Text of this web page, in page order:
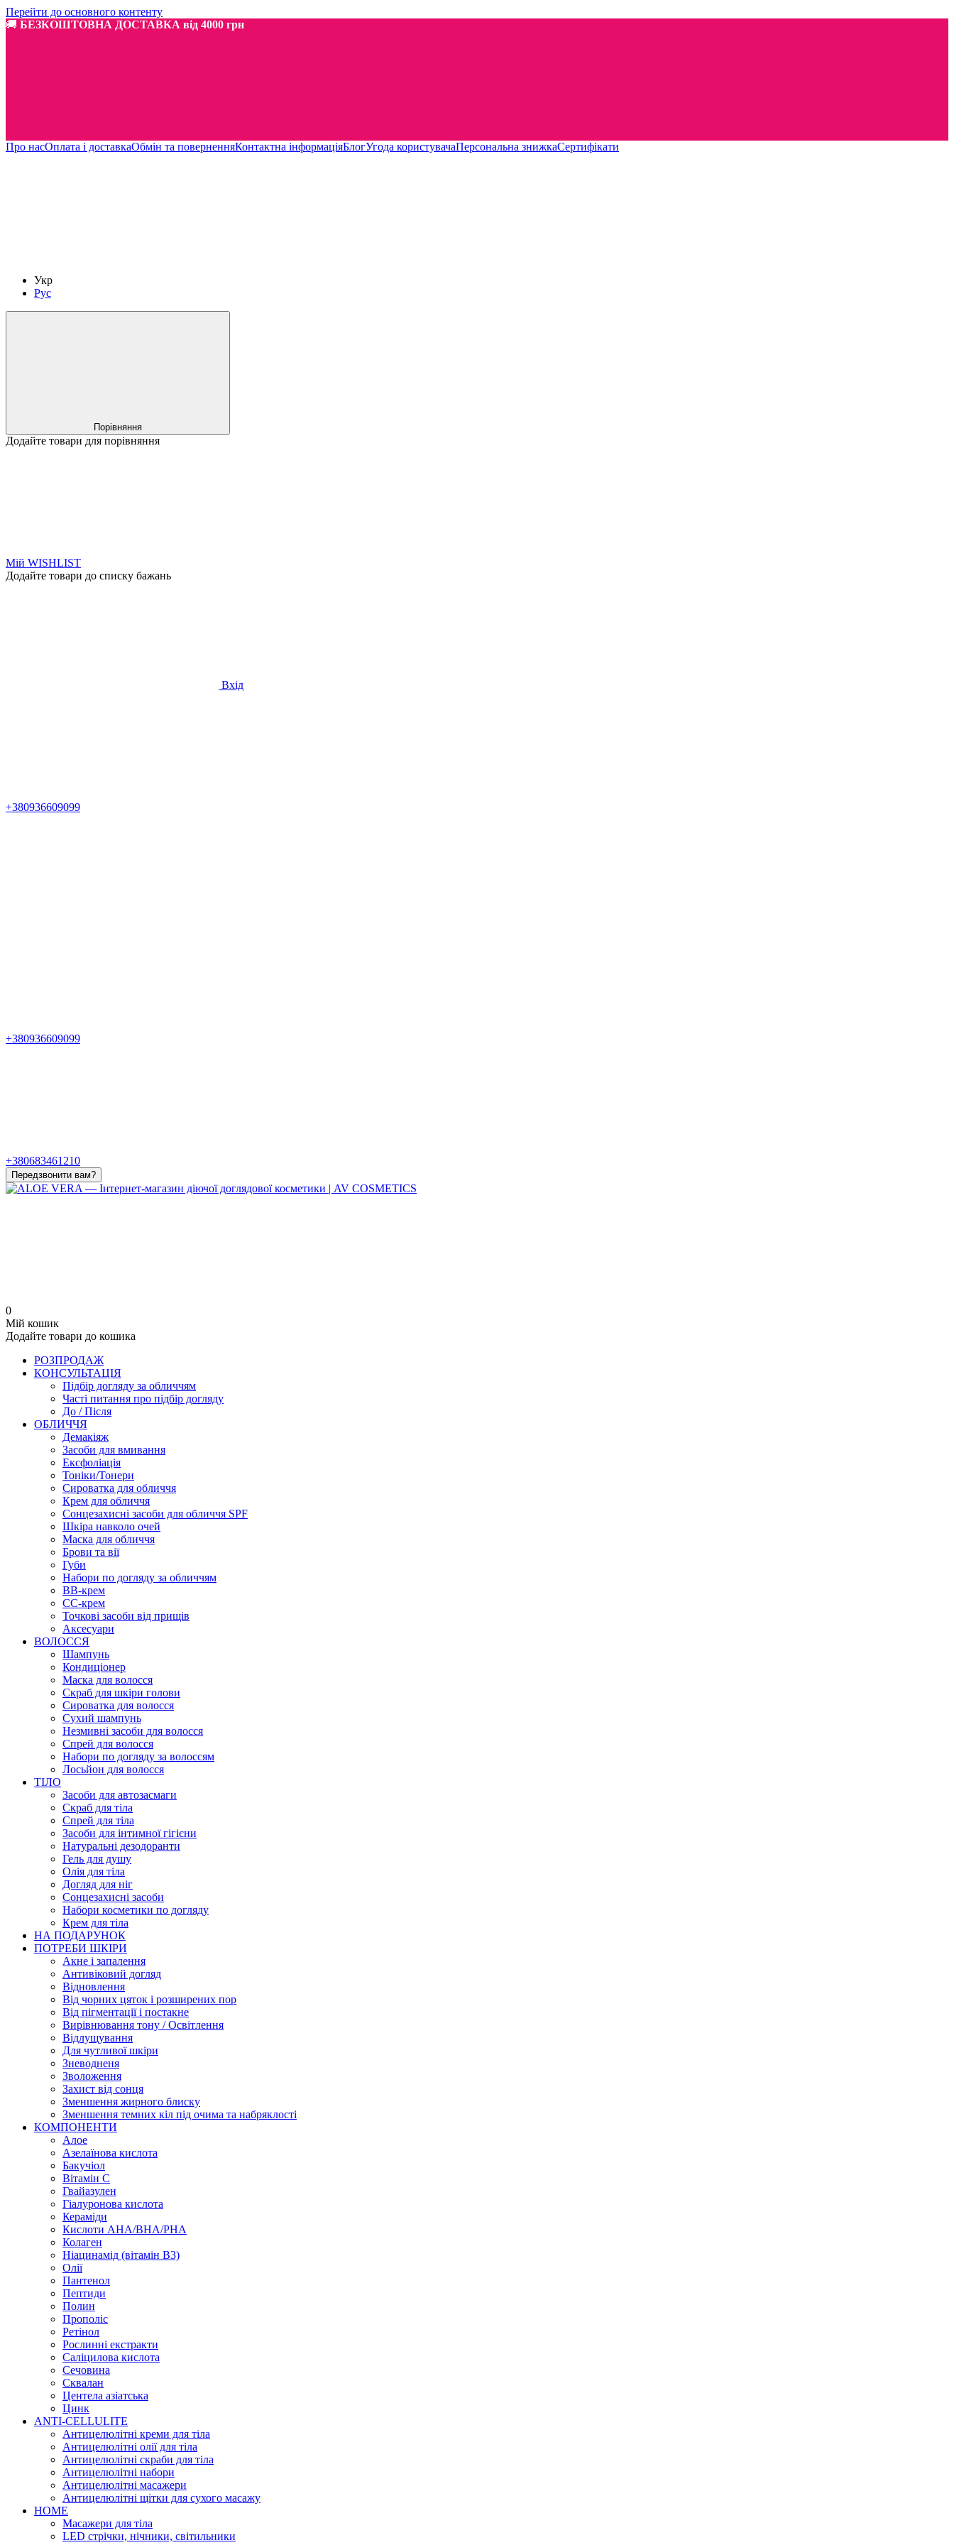
Перейти до основного контенту
🚚 БЕЗКОШТОВНА ДОСТАВКА від 4000 грн
Про насОплата і доставкаОбмін та поверненняКонтактна інформаціяБлогУгода користувачаПерсональна знижкаСертифікати
Укр
Рус
Порівняння
Додайте товари для порівняння
Мій WISHLIST
Додайте товари до списку бажань
Вхід
+380936609099
+380936609099
+380683461210
Передзвонити вам?
0
Мій кошик
Додайте товари до кошика
РОЗПРОДАЖ
КОНСУЛЬТАЦІЯ
Підбір догляду за обличчям
Часті питання про підбір догляду
До / Після
ОБЛИЧЧЯ
Демакіяж
Засоби для вмивання
Ексфоліація
Тоніки/Тонери
Сироватка для обличчя
Крем для обличчя
Сонцезахисні засоби для обличчя SPF
Шкіра навколо очей
Маска для обличчя
Брови та вії
Губи
Набори по догляду за обличчям
BB-крем
CC-крем
Точкові засоби від прищів
Аксесуари
ВОЛОССЯ
Шампунь
Кондиціонер
Маска для волосся
Скраб для шкіри голови
Сироватка для волосся
Сухий шампунь
Незмивні засоби для волосся
Спрей для волосся
Набори по догляду за волоссям
Лосьйон для волосся
ТІЛО
Засоби для автозасмаги
Скраб для тіла
Спрей для тіла
Засоби для інтимної гігієни
Натуральні дезодоранти
Гель для душу
Олія для тіла
Догляд для ніг
Сонцезахисні засоби
Набори косметики по догляду
Крем для тіла
НА ПОДАРУНОК
ПОТРЕБИ ШКІРИ
Акне і запалення
Антивіковий догляд
Відновлення
Від чорних цяток і розширених пор
Від пігментації і постакне
Вирівнювання тону / Освітлення
Відлущування
Для чутливої шкіри
Зневодненя
Зволоження
Захист від сонця
Зменшення жирного блиску
Зменшення темних кіл під очима та набряклості
КОМПОНЕНТИ
Алое
Азелаїнова кислота
Бакучіол
Вітамін C
Гвайазулен
Гіалуронова кислота
Кераміди
Кислоти AHA/BHA/PHA
Колаген
Ніацинамід (вітамін В3)
Олії
Пантенол
Пептиди
Полин
Прополіс
Ретінол
Рослинні екстракти
Саліцилова кислота
Сечовина
Сквалан
Центела азіатська
Цинк
ANTI-CELLULITE
Антицелюлітні креми для тіла
Антицелюлітні олії для тіла
Антицелюлітні скраби для тіла
Антицелюлітні набори
Антицелюлітні масажери
Антицелюлітні щітки для сухого масажу
HOME
Масажери для тіла
LED стрічки, нічники, світильники